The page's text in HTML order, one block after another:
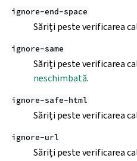
ignore-end-space
Săriți peste verificarea
ignore-same
Săriți peste verificarea
neschimbată.
ignore-safe-html
Săriți peste verificarea
ignore-url
Săriți peste verificarea